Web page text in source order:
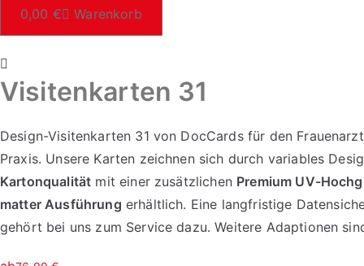
0,00 € Warenkorb
Visitenkarten 31
Design-Visitenkarten 31 von DocCards für den
Praxis. Unsere Karten zeichnen sich durch variables
Kartonqualität mit einer zusätzlichen Premium UV-
matter Ausführung erhältlich. Eine langfristige
gehört bei uns zum Service dazu. Weitere Adaptionen